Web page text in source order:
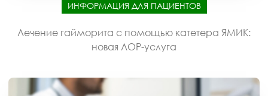
ИНФОРМАЦИЯ ДЛЯ ПАЦИЕНТОВ
Лечение гайморита с помощью катетера ЯМИК:
новая ЛОР-услуга